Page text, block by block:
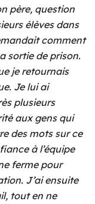
père, question
élèves dans
comment
sortie de prison.
je retournais
Je lui ai
plusieurs
aux gens qui
des mots sur ce
à l’équipe
ferme pour
J’ai ensuite
tout en ne